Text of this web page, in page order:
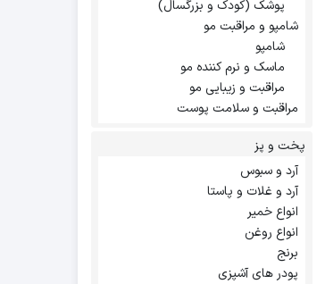
پوشک (کودک و بزرگسال)
شامپو و مراقبت مو
شامپو
ماسک و نرم کننده مو
مراقبت و زیبایی مو
مراقبت و سلامت پوست
پخت و پز
آرد و سبوس
آرد و غلات و پاستا
انواع خمیر
انواع روغن
برنج
پودر های آشپزی